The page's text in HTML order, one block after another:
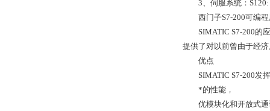
3、伺服系统：S120:
西门子S7-200可编程
SIMATIC S7-200的应
提供了对以前曾由于经
优点
SIMATIC S7-200发挥
*的性能，
优模块化和开放式通